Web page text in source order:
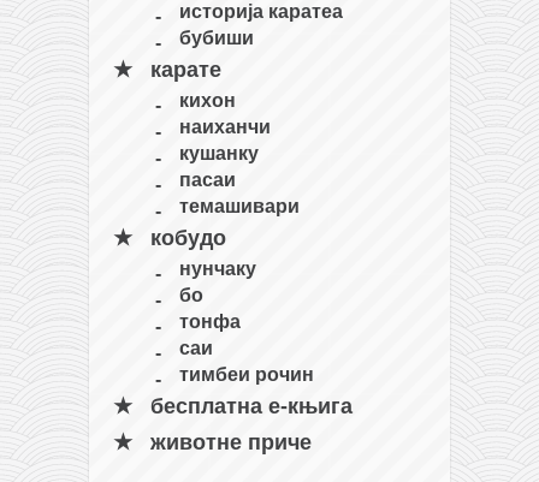
историја каратеа
бубиши
карате
кихон
наиханчи
кушанку
пасаи
темашивари
кобудо
нунчаку
бо
тонфа
саи
тимбеи рочин
бесплатна е-књига
животне приче